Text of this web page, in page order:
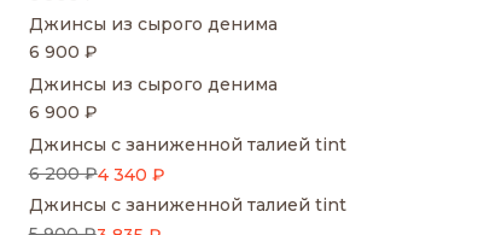
Джинсы из сырого денима
6 900 ₽
Джинсы из сырого денима
6 900 ₽
Джинсы с заниженной талией tint
4 340 ₽
6 200 ₽
Джинсы с заниженной талией tint